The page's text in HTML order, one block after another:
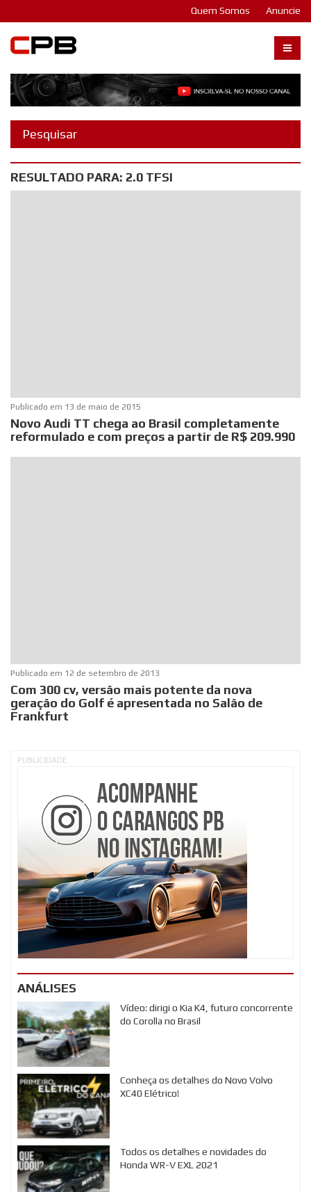
Quem Somos Anuncie
RESULTADO PARA: 2.0 TFSI
Publicado em 13 de maio de 2015
Novo Audi TT chega ao Brasil completamente
reformulado e com preços a partir de R$ 209.990
Publicado em 12 de setembro de 2013
Com 300 cv, versão mais potente da nova
geração do Golf é apresentada no Salão de
Frankfurt
PUBLICIDADE
ANÁLISES
Vídeo: dirigi o Kia K4, futuro concorrente
do Corolla no Brasil
Conheça os detalhes do Novo Volvo
XC40 Elétrico!
Todos os detalhes e novidades do
Honda WR-V EXL 2021